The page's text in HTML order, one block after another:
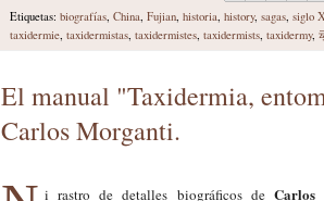
Etiquetas: biografías, China, Fujian, historia, history, sagas, siglo
taxidermie, taxidermistas, taxidermistes, taxidermists, taxidermy,
El manual "Taxidermia,
Carlos Morganti.
i rastro de detalles biográficos de Carlos